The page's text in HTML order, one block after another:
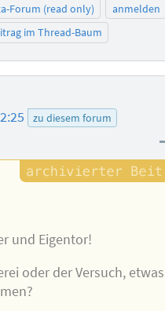
Forum (read only)
anmelden
im Thread-Baum
zu diesem forum
und Eigentor!
oder der Versuch, etwas